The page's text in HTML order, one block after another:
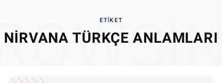
ETIKET
NIRVANA TÜRKÇE ANLAMLARI